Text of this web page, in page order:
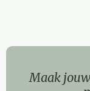
Maak